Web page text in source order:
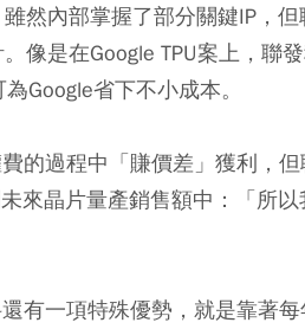
然內部掌握了部分關鍵IP，
像是在Google TPU案上，聯
Google省下不小成本。
的過程中「賺價差」獲利，
來晶片量產銷售額中：「所
有一項特殊優勢，就是靠著